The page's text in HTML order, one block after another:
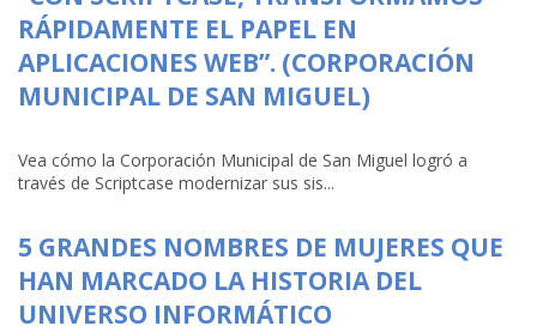
RÁPIDAMENTE EL PAPEL EN
APLICACIONES WEB”. (CORPORACIÓN
MUNICIPAL DE SAN MIGUEL)
Vea cómo la Corporación Municipal de San Miguel logró a
través de Scriptcase modernizar sus sis...
5 GRANDES NOMBRES DE MUJERES QUE
HAN MARCADO LA HISTORIA DEL
UNIVERSO INFORMÁTICO